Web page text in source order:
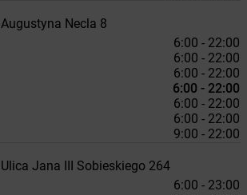
Augustyna Necla 8
6:00 - 22:00
6:00 - 22:00
6:00 - 22:00
6:00 - 22:00
6:00 - 22:00
6:00 - 22:00
9:00 - 22:00
Ulica Jana III Sobieskiego 264
6:00 - 23:00